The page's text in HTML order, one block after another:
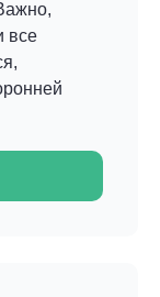
все